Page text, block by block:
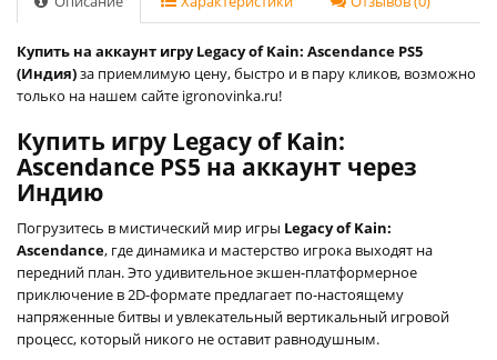
Купить на аккаунт игру Legacy of Kain: Ascendance PS5
(Индия)за приемлимую цену, быстро и в пару кликов, возможно
только на нашем сайте igronovinka.ru!
Купить игру Legacy of Kain:
Ascendance PS5 на аккаунт через
Индию
Погрузитесь в мистический мир игры Legacy of Kain:
Ascendance, где динамика и мастерство игрока выходят на
передний план. Это удивительное экшен-платформерное
приключение в 2D-формате предлагает по-настоящему
напряженные битвы и увлекательный вертикальный игровой
процесс, который никого не оставит равнодушным.